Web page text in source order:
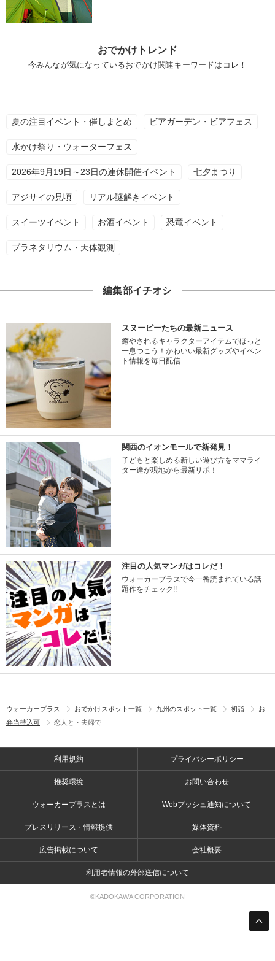
おでかけトレンド
今みんなが気になっているおでかけ関連キーワードはコレ！
夏の注目イベント・催しまとめ ビアガーデン・ビアフェス
水かけ祭り・ウォーターフェス
2026年9月19日～23日の連休開催イベント 七夕まつり
アジサイの見頃 リアル謎解きイベント
スイーツイベント お酒イベント 恐竜イベント
プラネタリウム・天体観測
編集部イチオシ
スヌーピーたちの最新ニュース
癒やされるキャラクターアイテムでほっと
一息つこう！かわいい最新グッズやイベン
ト情報を毎日配信
関西のイオンモールで新発見！
子どもと楽しめる新しい遊び方をママライ
ター達が現地から最新リポ！
注目の人気マンガはコレだ！
ウォーカープラスで今一番読まれている話
題作をチェック!!
ウォーカープラス おでかけスポット一覧 九州のスポット一覧 初詣
お
弁当持込可
恋人と・夫婦で
利用規約 プライバシーポリシー
推奨環境 お問い合わせ
ウォーカープラスとは Webプッシュ通知について
プレスリリース・情報提供 媒体資料
広告掲載について 会社概要
利用者情報の外部送信について
©KADOKAWA CORPORATION